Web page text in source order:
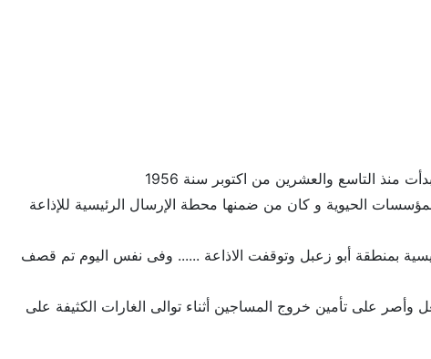
الحيوية و كان من ضمنها محطة الإرسال الرئيسية للإذاعة
بمنطقة أبو زعبل وتوقفت الاذاعة ...... وفى نفس اليوم تم قصف
على تأمين خروج المساجين أثناء توالى الغارات الكثيفة على